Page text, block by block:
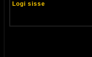
Logi sisse